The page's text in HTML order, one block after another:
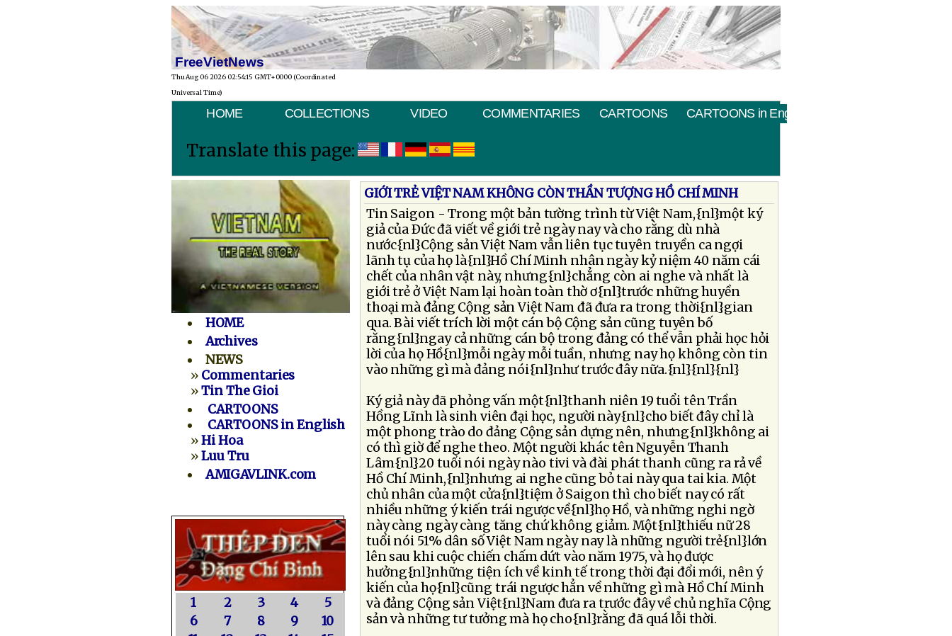
FreeVietNews
Thu Aug 06 2026 02:54:15 GMT+0000 (Coordinated
Universal Time)
HOME COLLECTIONS VIDEO COMMENTARIES CARTOONS CARTOONS in English
Translate this page:
HOME
Archives
NEWS
» Commentaries
»Tin The Gioi
CARTOONS
CARTOONS in English
»Hi Hoa
»Luu Tru
AMIGAVLINK.com
1 2 3 4
5
6
7 8 9
10
GIỚI TRẺ VIỆT NAM KHÔNG CÒN THẦN TƯỢNG HỒ CHÍ MINH
Tin Saigon - Trong một bản tường trình từ Việt Nam,{nl}một ký
giả của Ðức đã viết về giới trẻ ngày nay và cho rằng dù nhà
nước{nl}Cộng sản Việt Nam vẫn liên tục tuyên truyền ca ngợi
lãnh tụ của họ là{nl}Hồ Chí Minh nhân ngày kỷ niệm 40 năm cái
chết của nhân vật này, nhưng{nl}chẳng còn ai nghe và nhất là
giới trẻ ở Việt Nam lại hoàn toàn thờ ơ{nl}trước những huyền
thoại mà đảng Cộng sản Việt Nam đã đưa ra trong thời{nl}gian
qua. Bài viết trích lời một cán bộ Cộng sản cũng tuyên bố
rằng{nl}ngay cả những cán bộ trong đảng có thể vẫn phải học hỏi
lời của họ Hồ{nl}mỗi ngày mỗi tuần, nhưng nay họ không còn tin
vào những gì mà đảng nói{nl}như trước đây nữa.{nl}{nl}{nl}
Ký giả này đã phỏng vấn một{nl}thanh niên 19 tuổi tên Trần
Hồng Lĩnh là sinh viên đại học, người này{nl}cho biết đây chỉ là
một phong trào do đảng Cộng sản dựng nên, nhưng{nl}không ai
có thì giờ để nghe theo. Một người khác tên Nguyễn Thanh
Lâm{nl}20 tuổi nói ngày nào tivi và đài phát thanh cũng ra rả về
Hồ Chí Minh,{nl}nhưng ai nghe cũng bỏ tai này qua tai kia. Một
chủ nhân của một cửa{nl}tiệm ở Saigon thì cho biết nay có rất
nhiều những ý kiến trái ngược về{nl}họ Hồ, và những nghi ngờ
này càng ngày càng tăng chứ không giảm. Một{nl}thiếu nữ 28
tuổi nói 51% dân số Việt Nam ngày nay là những người trẻ{nl}lớn
lên sau khi cuộc chiến chấm dứt vào năm 1975, và họ được
hưởng{nl}những tiện ích về kinh tế trong thời đại đổi mới, nên ý
kiến của họ{nl}cũng trái ngược hẳn về những gì mà Hồ Chí Minh
và đảng Cộng sản Việt{nl}Nam đưa ra trước đây về chủ nghĩa Cộng
sản và những tư tưởng mà họ cho{nl}rằng đã quá lỗi thời.